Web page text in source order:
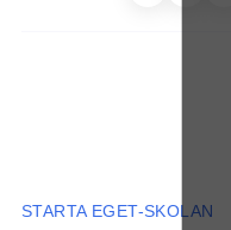
STARTA EGET-SKOLAN